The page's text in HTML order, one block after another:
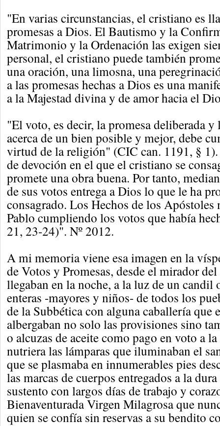
"En varias circunstancias, el cristiano es
promesas a Dios. El Bautismo y la
Matrimonio y la Ordenación las exigen
personal, el cristiano puede también
una oración, una limosna, una
a las promesas hechas a Dios es una
a la Majestad divina y de amor hacia el
"El voto, es decir, la promesa deliberada
acerca de un bien posible y mejor, debe
virtud de la religión" (CIC can. 1191, §
de devoción en el que el cristiano se
promete una obra buena. Por tanto,
de sus votos entrega a Dios lo que le ha
consagrado. Los Hechos de los Apóstoles
Pablo cumpliendo los votos que había
21, 23-24)". Nº 2012.
A mi memoria viene esa imagen en la
de Votos y Promesas, desde el mirador
llegaban en la noche, a la luz de un
enteras -mayores y niños- de todos los
de la Subbética con alguna caballería que
albergaban no solo las provisiones sino
o alcuzas de aceite como pago en voto a
nutriera las lámparas que iluminaban el
que se plasmaba en innumerables pies
las marcas de cuerpos entregados a la
sustento con largos días de trabajo y
Bienaventurada Virgen Milagrosa que
quien se confía sin reservas a su bendito